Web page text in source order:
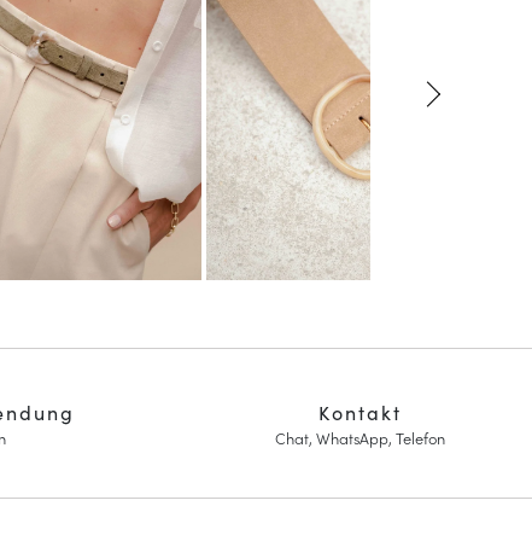
Kontakt
Chat, WhatsApp, Telefon